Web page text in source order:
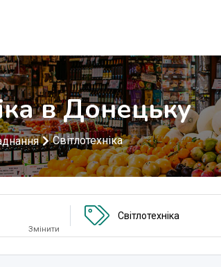
в Донецьку
Світлотехніка
Змінити
Світлотехніка